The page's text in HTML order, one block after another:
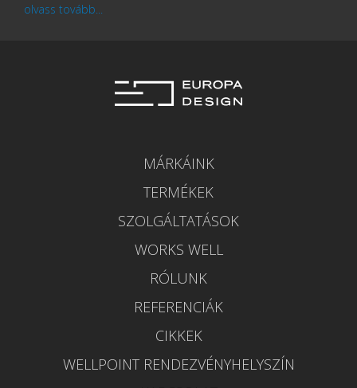
olvass tovább...
MÁRKÁINK
TERMÉKEK
SZOLGÁLTATÁSOK
WORKS WELL
RÓLUNK
REFERENCIÁK
CIKKEK
WELLPOINT RENDEZVÉNYHELYSZÍN